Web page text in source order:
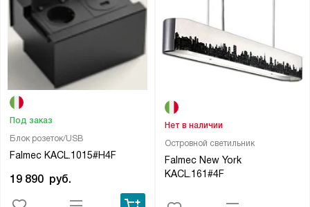
Блок розеток/USB
Falmec KACL.1015#H4F
Под заказ
19 890 руб.
Островной светильник
Falmec New York
KACL.161#4F
Нет в наличии